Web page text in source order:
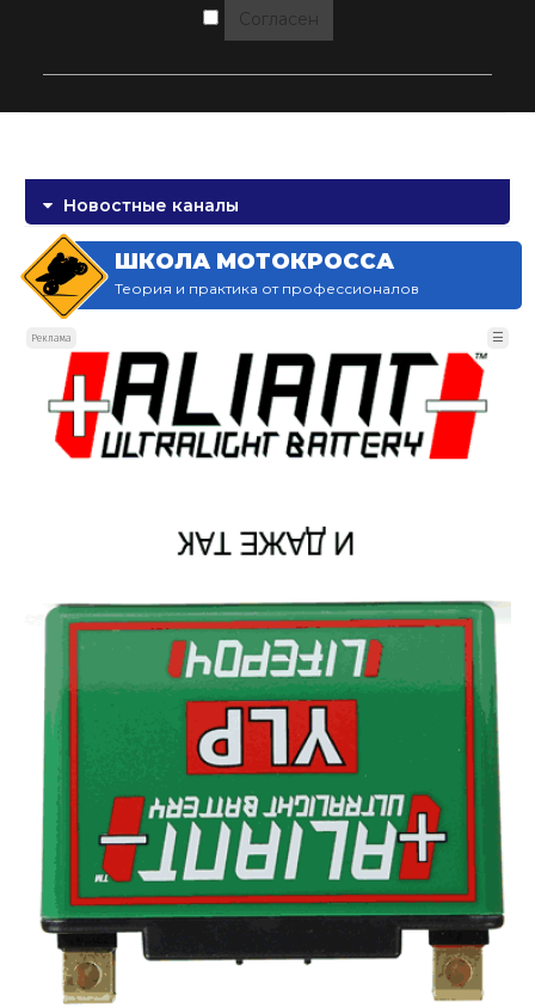
Согласен
Новостные каналы
ШКОЛА МОТОКРОССА
Теория и практика от профессионалов
Реклама ☰